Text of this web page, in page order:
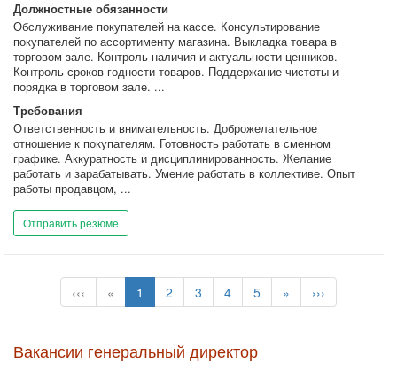
Должностные обязанности
Обслуживание покупателей на кассе. Консультирование
покупателей по ассортименту магазина. Выкладка товара в
торговом зале. Контроль наличия и актуальности ценников.
Контроль сроков годности товаров. Поддержание чистоты и
порядка в торговом зале. ...
Требования
Ответственность и внимательность. Доброжелательное
отношение к покупателям. Готовность работать в сменном
графике. Аккуратность и дисциплинированность. Желание
работать и зарабатывать. Умение работать в коллективе. Опыт
работы продавцом, ...
Отправить резюме
‹‹‹ « 1 2 3 4 5 » ›››
Вакансии генеральный директор